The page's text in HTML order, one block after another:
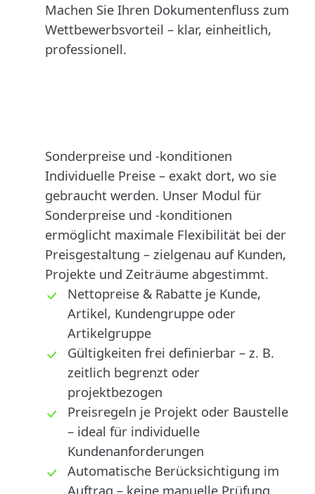
Machen Sie Ihren Dokumentenfluss zum
Wettbewerbsvorteil – klar, einheitlich,
professionell.
Sonderpreise und -konditionen
Individuelle Preise – exakt dort, wo sie
gebraucht werden. Unser Modul für
Sonderpreise und -konditionen
ermöglicht maximale Flexibilität bei der
Preisgestaltung – zielgenau auf Kunden,
Projekte und Zeiträume abgestimmt.
Nettopreise & Rabatte je Kunde,
Artikel, Kundengruppe oder
Artikelgruppe
Gültigkeiten frei definierbar – z. B.
zeitlich begrenzt oder
projektbezogen
Preisregeln je Projekt oder Baustelle
– ideal für individuelle
Kundenanforderungen
Automatische Berücksichtigung im
Auftrag – keine manuelle Prüfung